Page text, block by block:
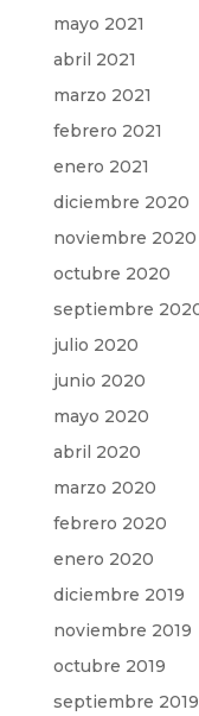
mayo 2021
abril 2021
marzo 2021
febrero 2021
enero 2021
diciembre 2020
noviembre 2020
octubre 2020
septiembre
julio 2020
junio 2020
mayo 2020
abril 2020
marzo 2020
febrero 2020
enero 2020
diciembre 2019
noviembre 2019
octubre 2019
septiembre 2019